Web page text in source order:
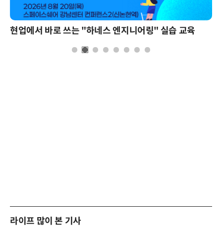
현업에서 바로 쓰는 "하네스 엔지니어링" 실습 교육
라이프 많이 본 기사